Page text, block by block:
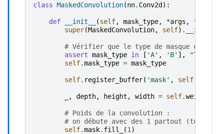
class MaskedConvolution(nn. Conv2d ):
def __init__ (self, mask_type, *args , **
super(MaskedConvolution, self) . __init__
# Vérifier que le type de masque est
assert mask_type in [ 'A' , 'B' ],
"Type
self.mask_type = mask_type
self. register_buffer( 'mask' , self
, depth, height , width = self.weight
# Poids de la convolution :
# on débute avec des 1 partout (tous
self.mask. fill_ (1 )